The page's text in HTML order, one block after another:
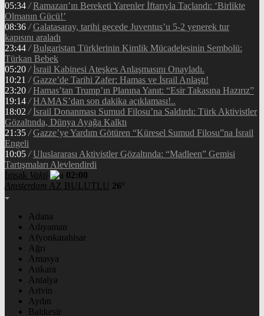
05:34 / Ramazan’ın Bereketi Yarenler İftarıyla Taçlandı: ‘Birlikte
Olmanın Gücü!’
08:36 / Galatasaray, tarihi gecede Juventus’u 5-2 yenerek tur
kapısını araladı
23:44 / Bulgaristan Türklerinin Kimlik Mücadelesinin Sembolü:
Türkan Bebek
05:20 / İsrail Kabinesi Ateşkes Anlaşmasını Onayladı.
10:21 / Gazze’de Tarihi Zafer: Hamas ve İsrail Anlaştı!
23:20 / Hamas’tan Trump’ın Planına Yanıt: “Esir Takasına Hazırız”
19:14 / HAMAS’dan son dakika açıklaması!..
18:02 / İsrail Donanması Sumud Filosu’na Saldırdı: Türk Aktivistler
Gözaltında, Dünya Ayağa Kalktı
21:35 / Gazze’ye Yardım Götüren “Küresel Sumud Filosu”na İsrail
Engeli
10:05 / Uluslararası Aktivistler Gözaltında: “Madleen” Gemisi
Tartışmaları Alevlendirdi
İmsak Vakti
02:00
Amsterdam AZ BULUTLU 26°
Adana
Adıyaman
Afyonkarahisar
Ağrı
Amasya
Ankara
Antalya
Artvin
Aydın
Balıkesir